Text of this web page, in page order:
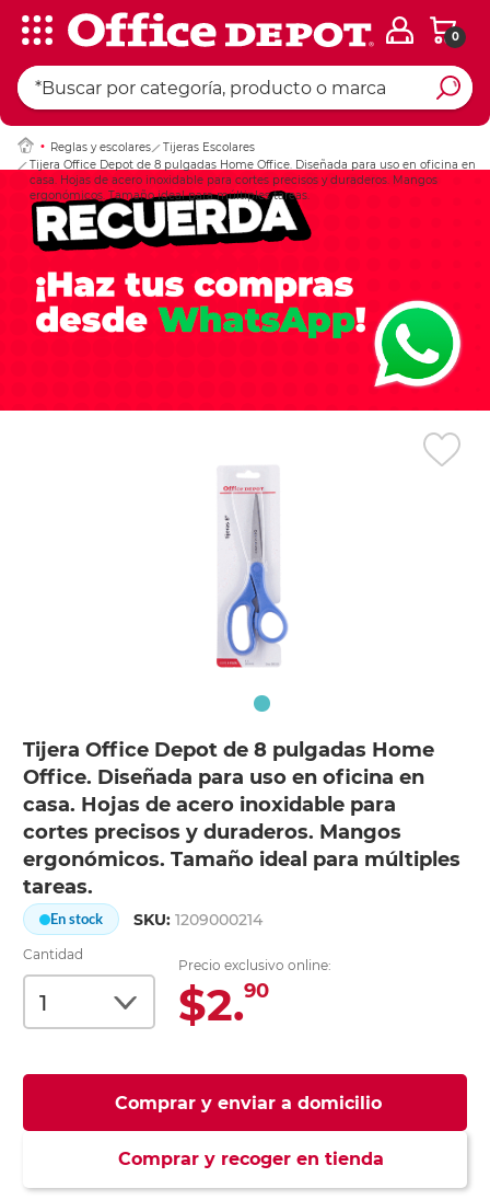
0
Reglas y escolares
Tijeras Escolares
Tijera Office Depot de 8 pulgadas Home Office. Diseñada para uso en oficina en
casa. Hojas de acero inoxidable para cortes precisos y duraderos. Mangos
ergonómicos. Tamaño ideal para múltiples tareas.
Tijera Office Depot de 8 pulgadas Home
Office. Diseñada para uso en oficina en
casa. Hojas de acero inoxidable para
cortes precisos y duraderos. Mangos
ergonómicos. Tamaño ideal para múltiples
tareas.
En stock SKU:1209000214
Cantidad
Precio exclusivo online:
$2.90
Comprar y enviar a domicilio
Comprar y recoger en tienda
Ingresar Codigo